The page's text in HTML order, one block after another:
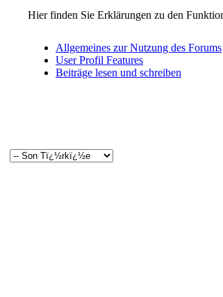
Hier finden Sie Erklärungen zu den
Allgemeines zur Nutzung des Forums
User Profil Features
Beiträge lesen und schreiben